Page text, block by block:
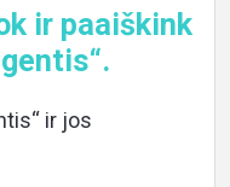
ir paaiškink
ir jos